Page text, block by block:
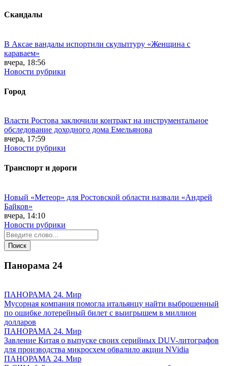
Скандалы
В Аксае вандалы испортили скульптуру «Женщина с
караваем»
вчера, 18:56
Новости рубрики
Город
Власти Ростова заключили контракт на инструментальное
обследование доходного дома Емельянова
вчера, 17:59
Новости рубрики
Транспорт и дороги
Новый «Метеор» для Ростовской области назвали «Андрей
Байков»
вчера, 14:10
Новости рубрики
Панорама 24
ПАНОРАМА 24. Мир
Мусорная компания помогла итальянцу найти выброшенный
по ошибке лотерейный билет с выигрышем в миллион
долларов
ПАНОРАМА 24. Мир
Завление Китая о выпуске своих серийных DUV-литографов
для производства микросхем обвалило акции NVidia
ПАНОРАМА 24. Мир